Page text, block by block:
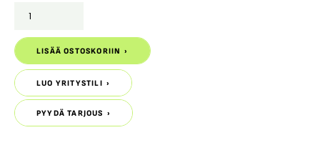
POPPING
määrä
LISÄÄ OSTOSKORIIN
LISÄÄ OSTOSKORIIN
LUO YRITYSTILI
LUO YRITYSTILI
PYYDÄ TARJOUS
PYYDÄ TARJOUS